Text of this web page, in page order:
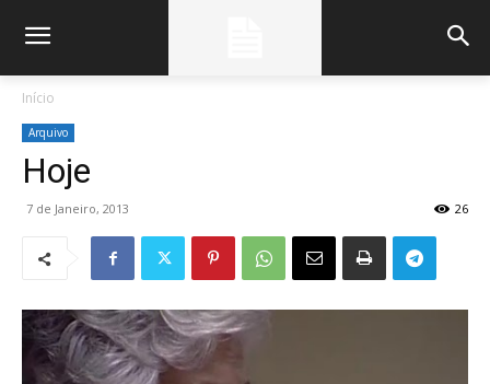
Início
Arquivo
Hoje
7 de Janeiro, 2013 26